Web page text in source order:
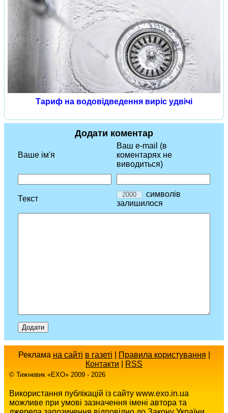
Тариф на водовідведення виріс удвічі
Додати коментар
Ваше ім'я
Ваш e-mail (в
коментарях не
виводиться)
Текст
символів
залишилося
Реклама на сайті в газеті Правила користування
Контакти
RSS
© Тижневик «EХO» 2009 - 2026
Використання публікацій із сайту www.exo.in.ua
можливе при умові зазначення імені автора та